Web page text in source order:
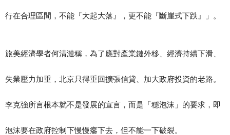
行在合理區間，不能『大起大落』，更不能『斷崖式下跌』」。
旅美經濟學者何清漣稱，為了應對產業鏈外移、經濟持續下滑、
失業壓力加重，北京只得重回擴張信貸、加大政府投資的老路。
李克強所言根本就不是發展的宣言，而是「穩泡沫」的要求，即
泡沫要在政府控制下慢慢癟下去，但不能一下破裂。